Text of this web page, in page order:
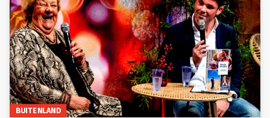
BUITENLAND